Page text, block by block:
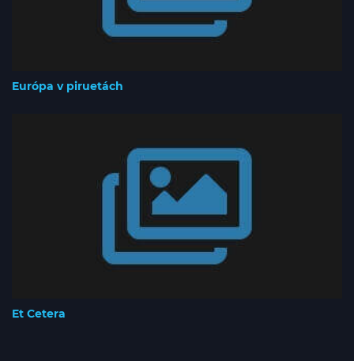
Európa v piruetách
Et Cetera